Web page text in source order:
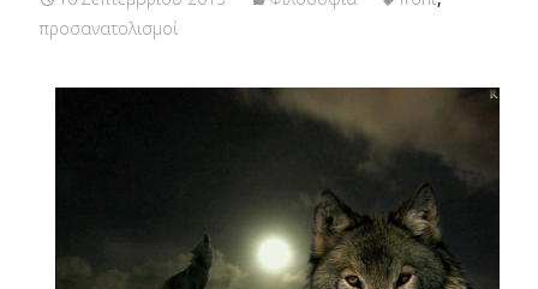
προσανατολισμοί